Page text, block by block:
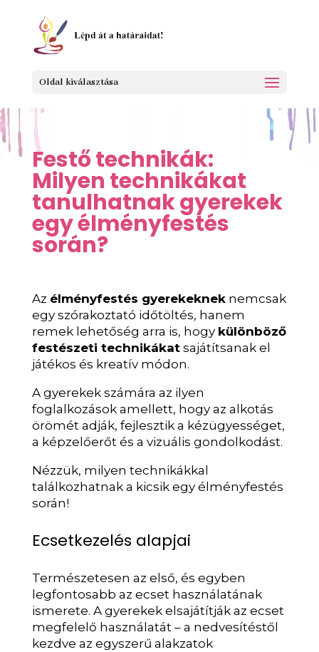
Oldal kiválasztása
Festő technikák:
Milyen technikákat
tanulhatnak gyerekek
egy élményfestés
során?
Az élményfestés gyerekekneknemcsak
egy szórakoztató időtöltés, hanem
remek lehetőség arra is, hogy különböző
festészeti technikákatsajátítsanak el
játékos és kreatív módon.
A gyerekek számára az ilyen
foglalkozások amellett, hogy az alkotás
örömét adják, fejlesztik a kézügyességet,
a képzelőerőt és a vizuális gondolkodást.
Nézzük, milyen technikákkal
találkozhatnak a kicsik egy élményfestés
során!
Ecsetkezelés alapjai
Természetesen az első, és egyben
legfontosabb az ecset használatának
ismerete. A gyerekek elsajátítják az ecset
megfelelő használatát – a nedvesítéstől
kezdve az egyszerű alakzatok